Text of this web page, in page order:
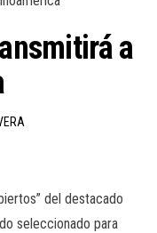
i
a
del destacado
seleccionado para